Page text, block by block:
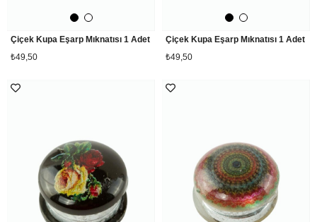
Çiçek Kupa Eşarp Mıknatısı 1 Adet
₺49,50
Çiçek Kupa Eşarp Mıknatısı 1 Adet
₺49,50